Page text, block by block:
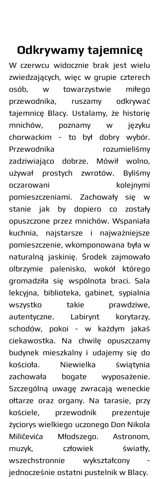
Odkrywamy tajemnicę
W czerwcu widocznie brak jest wielu
zwiedzających, więc w grupie czterech
osób, w towarzystwie miłego
przewodnika, ruszamy odkrywać
tajemnicę Blacy. Ustalamy, że historię
mnichów, poznamy w języku
chorwackim - to był dobry wybór.
Przewodnika rozumieliśmy
zadziwiająco dobrze. Mówił wolno,
używał prostych zwrotów. Byliśmy
oczarowani kolejnymi
pomieszczeniami. Zachowały się w
stanie jak by dopiero co zostały
opuszczone przez mnichów. Wspaniała
kuchnia, najstarsze i najważniejsze
pomieszczenie, wkomponowana była w
naturalną jaskinię. Środek zajmowało
olbrzymie palenisko, wokół którego
gromadziła się wspólnota braci. Sala
lekcyjna, biblioteka, gabinet, sypialnia
wszystko takie prawdziwe,
autentyczne. Labirynt korytarzy,
schodów, pokoi - w każdym jakaś
ciekawostka. Na chwilę opuszczamy
budynek mieszkalny i udajemy się do
kościoła. Niewielka świątynia
zachowała bogate wyposażenie.
Szczególną uwagę zwracają weneckie
ołtarze oraz organy. Na tarasie, przy
kościele, przewodnik prezentuje
życiorys wielkiego uczonego Don Nikola
Miličevića Młodszego. Astronom,
muzyk, człowiek światły,
wszechstronnie wykształcony -
jednocześnie ostatni pustelnik w Blacy.